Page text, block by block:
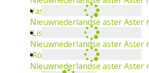
Nieuwnederlandse aster
Aster
'Mount Everest'Vaste plant
Nieuwnederlandse aster
'Lisette'Vaste plant
Nieuwnederlandse aster
'Royal Ruby' Vaste plant
Nieuwnederlandse aster
'Freda Ballard'Vaste plant